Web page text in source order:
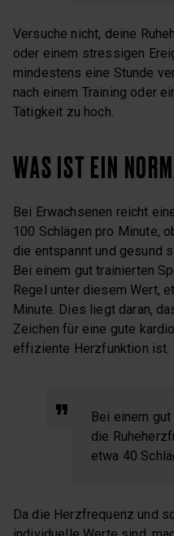
Versuche nicht, deine
oder einem stressigen
mindestens eine Stunde
nach einem Training oder
Tätigkeit zu hoch.
WAS IST EIN
Bei Erwachsenen reicht
100 Schlägen pro Minute,
die entspannt und gesund
Bei einem gut trainierten
Regel unter diesem Wert,
Minute. Dies liegt daran,
Zeichen für eine gute
effiziente Herzfunktion ist.
Bei einem
die
etwa 40
Da die Herzfrequenz und